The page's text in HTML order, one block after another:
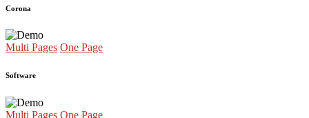
Corona
Multi Pages One Page
Software
Multi Pages One Page